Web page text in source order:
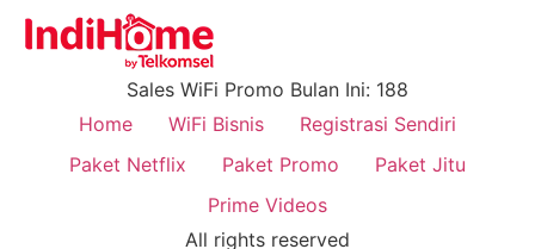
Sales WiFi Promo Bulan Ini: 188
Home
WiFi Bisnis
Registrasi Sendiri
Paket Netflix
Paket Promo
Paket Jitu
Prime Videos
All rights reserved